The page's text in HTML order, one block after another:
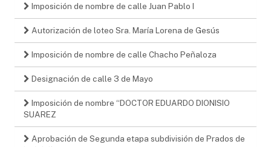
Imposición de nombre de calle Juan Pablo I
Autorización de loteo Sra. María Lorena de Gesús
Imposición de nombre de calle Chacho Peñaloza
Designación de calle 3 de Mayo
Imposición de nombre “DOCTOR EDUARDO DIONISIO
SUAREZ
Aprobación de Segunda etapa subdivisión de Prados de